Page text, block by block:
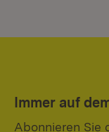
Immer auf
Abonnieren Sie